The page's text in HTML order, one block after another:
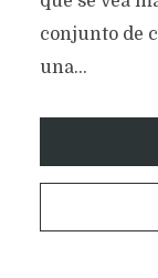
conjunto de
una...